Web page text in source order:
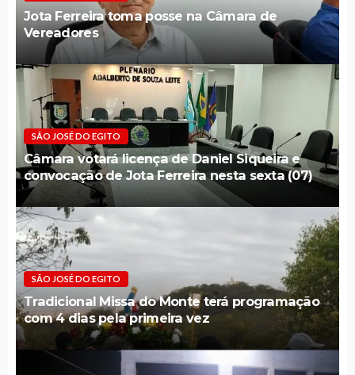
Jota Ferreira toma posse na Câmara de
Vereadores
SÃO JOSÉ DO EGITO
Câmara votará licença de Daniel Siqueira e
convocação de Jota Ferreira nesta sexta (07)
SÃO JOSÉ DO EGITO
Tradicional Missa do Monte terá programação
com 4 dias pela primeira vez